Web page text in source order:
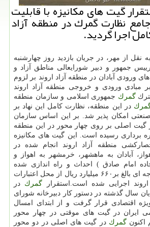
گیت های مكانیزه با قابلیت
نظارت گمرك در منطقه آزاد
اجرا گردید.
نقل از مهر، در جریان بازدید روز چهارشنبه
جمهور و دبیر شورایعالی مناطق آزاد و
ورودی آبادان در منطقه آزاد اروند بر لزوم
مبادی ورودی و خروجی منطقه آزاد اروند
گمرك جمهوری اسلامی و سازمان منطقه
در این منطقه، نظارت كامل این نهاد بر
صنعتی امكان پذیر شد. بر این اساس سازمان
گیت اصلی بر روی چهار محور در این منطقه
برداری رسیده است. این گیت های مكانیزه
منطقه آزاد اروند انجام شده در
آبادان به ماهشهر، خرمشهر به اهواز و
امام صادق ) احداث و راه اندازی شده
است.این پروژه با بودجه ای بالغ بر۶۶۰ میلیارد ریال از محل اعتبارات
اجرایی شده است.استقرار گمرك در
سال گذشته در دستور كار دبیرخانه شورای
اقتصادی قرار گرفت و از ابتدای امسال
ایران در گیت های موقتی در چهار محور
اكنونگمرك در گیت های اصلی در دو محور